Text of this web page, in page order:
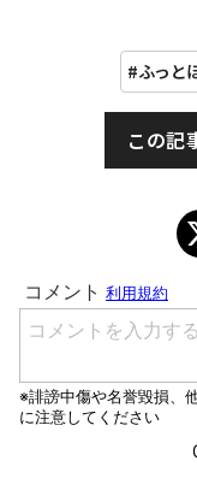
ふっと
この記